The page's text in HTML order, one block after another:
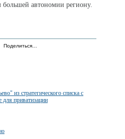
большей автономии региону.
Поделиться…
из стратегического списка с
для приватизации